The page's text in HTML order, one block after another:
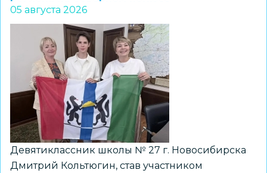
как
школьники
Новосибирска
получили
возможность
прикоснуться
к
древней
истории
05 августа 2026
Девятиклассник школы № 27 г. Новосибирска
Дмитрий Кольтюгин, став участником